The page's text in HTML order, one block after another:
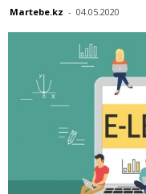
Martebe.kz - 04.05.2020